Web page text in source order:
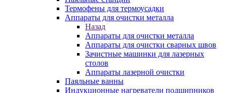
Термофены для термоусадки
Аппараты для очистки металла
Назад
Аппараты для очистки металла
Аппараты для очистки сварных швов
Зачистные машинки для лазерных
столов
Аппараты лазерной очистки
Паяльные ванны
Индукционные нагреватели подшипников